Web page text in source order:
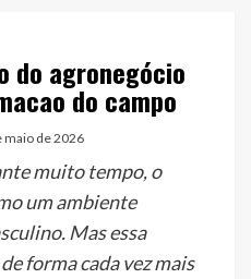
do agronegócio
do campo
maio de 2026
muito tempo, o
um ambiente
Mas essa
forma cada vez mais